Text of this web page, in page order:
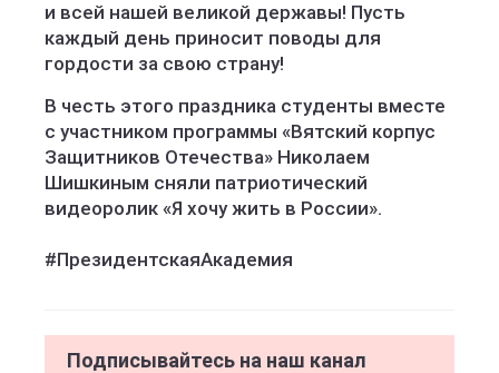
и всей нашей великой державы! Пусть
каждый день приносит поводы для
гордости за свою страну!
В честь этого праздника студенты вместе
с участником программы «Вятский корпус
Защитников Отечества» Николаем
Шишкиным сняли патриотический
видеоролик «Я хочу жить в России».
#ПрезидентскаяАкадемия
Подписывайтесь на наш канал